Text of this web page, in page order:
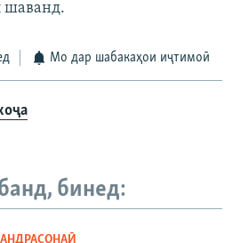
шаванд.
Мо дар шабакаҳои иҷтимоӣ
бинед: